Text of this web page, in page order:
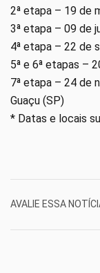
2ª etapa – 19 de
3ª etapa – 09 de
4ª etapa – 22 de
5ª e 6ª etapas –
7ª etapa – 24 de
Guaçu (SP)
* Datas e locais
AVALIE ESSA